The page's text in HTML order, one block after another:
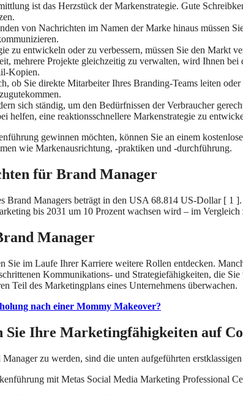
ist das Herzstück der Markenstrategie. Gute
von Nachrichten im Namen der Marke hinaus müssen
zu entwickeln oder zu verbessern, müssen Sie den
mehrere Projekte gleichzeitig zu verwalten, wird Ihnen
Kopien.
ob Sie direkte Mitarbeiter Ihres Branding-Teams leiten
sich ständig, um den Bedürfnissen der Verbraucher
helfen, eine reaktionsschnellere Markenstrategie zu
gewinnen möchten, können Sie an einem
wie Markenausrichtung, -praktiken und -durchführung.
für Brand Manager
Brand Managers beträgt in den USA 68.814 US-Dollar [
bis 2031 um 10 Prozent wachsen wird – im
Manager
Sie im Laufe Ihrer Karriere weitere Rollen entdecken.
Kommunikations- und Strategiefähigkeiten, die
Teil des Marketingplans eines Unternehmens überwachen.
nach einer Mommy Makeover?
Sie Ihre Marketingfähigkeiten auf
zu werden, sind die unten aufgeführten
mit Metas Social Media Marketing Professional